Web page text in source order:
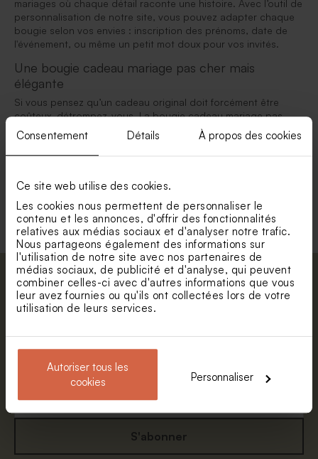
Consentement Détails À propos des cookies
Ce site web utilise des cookies.
Les cookies nous permettent de personnaliser le
contenu et les annonces, d'offrir des fonctionnalités
relatives aux médias sociaux et d'analyser notre trafic.
Nous partageons également des informations sur
l'utilisation de notre site avec nos partenaires de
médias sociaux, de publicité et d'analyse, qui peuvent
combiner celles-ci avec d'autres informations que vous
leur avez fournies ou qu'ils ont collectées lors de votre
utilisation de leurs services.
Autoriser tous les
cookies
Personnaliser
mariages où chaque détail raconte une histoire. Avec l’outil de
personnalisation de notre site, vous pouvez adapter chaque
bougie selon vos envies : inscription des prénoms, date de
l'événement, ou même un petit mot doux pour vos invités.
Une bougie cadeau mariage pas cher mais
élégante
Si vous pensez qu’un cadeau original doit forcément être
coûteux, détrompez-vous. La bougie cadeau mariage pas
cher est non seulement accessible, mais elle garde aussi tout
son charme et son raffinement. Grâce à notre large gamme de
bougies personnalisées, vous pouvez trouver des modèles
souvenir unique.
Abonnez-vous à la newsletter et restez
informé. Petite surprise : bénéficiez de 5%
Prénom
S'abonner